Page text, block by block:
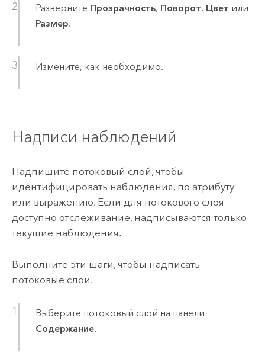
Разверните Прозрачность, Поворот, Цвет или
Размер.
Измените, как необходимо.
Надписи наблюдений
Надпишите потоковый слой, чтобы
идентифицировать наблюдения, по атрибуту
или выражению. Если для потокового слоя
доступно отслеживание, надписываются только
текущие наблюдения.
Выполните эти шаги, чтобы надписать
потоковые слои.
Выберите потоковый слой на панели
Содержание.